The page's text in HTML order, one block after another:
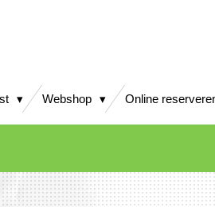
Webshop Online